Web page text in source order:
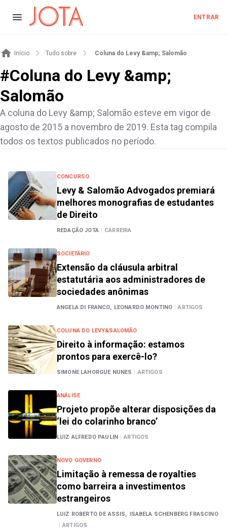
ENTRAR
Início Tudo sobre Coluna do Levy &amp; Salomão
#Coluna do Levy &amp;
Salomão
A coluna do Levy &amp; Salomão esteve em vigor de
agosto de 2015 a novembro de 2019. Esta tag compila
todos os textos publicados no período.
CONCURSO
Levy & Salomão Advogados premiará
melhores monografias de estudantes
de Direito
REDAÇÃO JOTA | CARREIRA
SOCIETÁRIO
Extensão da cláusula arbitral
estatutária aos administradores de
sociedades anônimas
ANGELA DI FRANCO, LEONARDO MONTINO | ARTIGOS
COLUNA DO LEVY&SALOMÃO
Direito à informação: estamos
prontos para exercê-lo?
SIMONE LAHORGUE NUNES | ARTIGOS
ANÁLISE
Projeto propõe alterar disposições da
‘lei do colarinho branco’
LUIZ ALFREDO PAULIN | ARTIGOS
NOVO GOVERNO
Limitação à remessa de royalties
como barreira a investimentos
estrangeiros
LUIZ ROBERTO DE ASSIS, ISABELA SCHENBERG FRASCINO
| ARTIGOS